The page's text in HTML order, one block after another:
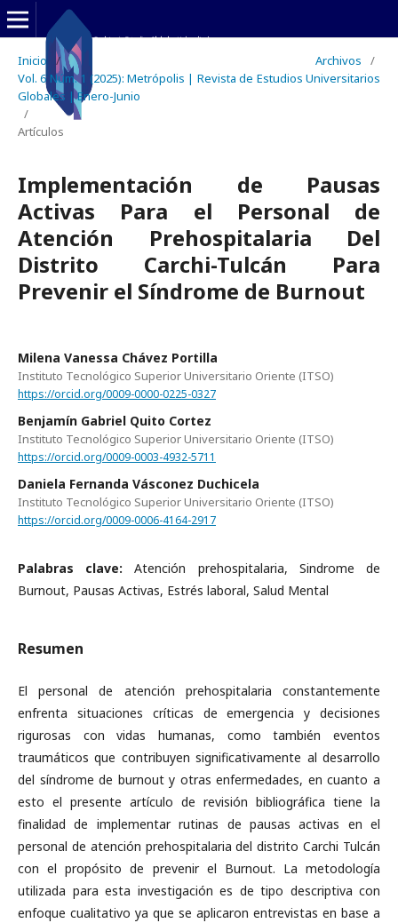
Inicio / Archivos
/
Vol. 6 Núm. 1 (2025): Metrópolis | Revista de Estudios Universitarios
Globales | Enero-Junio
/
Artículos
Implementación de Pausas
Activas Para el Personal de
Atención Prehospitalaria Del
Distrito Carchi-Tulcán Para
Prevenir el Síndrome de Burnout
Milena Vanessa Chávez Portilla
Instituto Tecnológico Superior Universitario Oriente (ITSO)
https://orcid.org/0009-0000-0225-0327
Benjamín Gabriel Quito Cortez
Instituto Tecnológico Superior Universitario Oriente (ITSO)
https://orcid.org/0009-0003-4932-5711
Daniela Fernanda Vásconez Duchicela
Instituto Tecnológico Superior Universitario Oriente (ITSO)
https://orcid.org/0009-0006-4164-2917
Palabras clave:Atención prehospitalaria, Sindrome de
Burnout, Pausas Activas, Estrés laboral, Salud Mental
Resumen
El personal de atención prehospitalaria constantemente
enfrenta situaciones críticas de emergencia y decisiones
rigurosas con vidas humanas, como también eventos
traumáticos que contribuyen significativamente al desarrollo
del síndrome de burnout y otras enfermedades, en cuanto a
esto el presente artículo de revisión bibliográfica tiene la
finalidad de implementar rutinas de pausas activas en el
personal de atención prehospitalaria del distrito Carchi Tulcán
con el propósito de prevenir el Burnout. La metodología
utilizada para esta investigación es de tipo descriptiva con
enfoque cualitativo ya que se aplicaron entrevistas en base a